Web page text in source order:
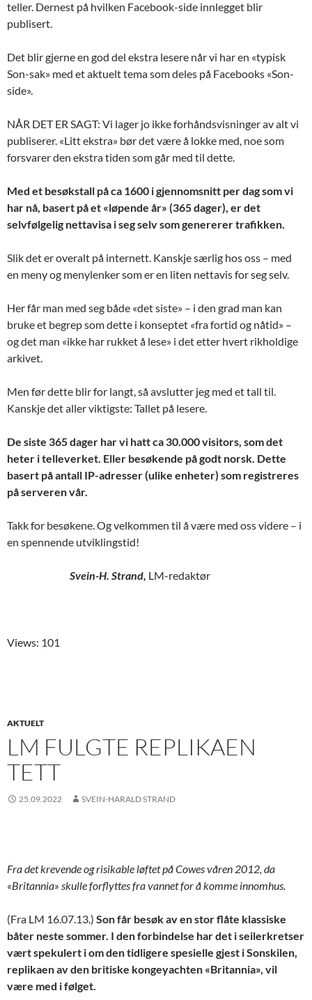
teller. Dernest på hvilken Facebook-side innlegget blir
publisert.
Det blir gjerne en god del ekstra lesere når vi har en «typisk
Son-sak» med et aktuelt tema som deles på Facebooks «Son-
side».
NÅR DET ER SAGT: Vi lager jo ikke forhåndsvisninger av alt vi
publiserer. «Litt ekstra» bør det være å lokke med, noe som
forsvarer den ekstra tiden som går med til dette.
Med et besøkstall på ca 1600 i gjennomsnitt per dag som vi
har nå, basert på et «løpende år» (365 dager), er det
selvfølgelig nettavisa i seg selv som genererer trafikken.
Slik det er overalt på internett. Kanskje særlig hos oss – med
en meny og menylenker som er en liten nettavis for seg selv.
Her får man med seg både «det siste» – i den grad man kan
bruke et begrep som dette i konseptet «fra fortid og nåtid» –
og det man «ikke har rukket å lese» i det etter hvert rikholdige
arkivet.
Men før dette blir for langt, så avslutter jeg med et tall til.
Kanskje det aller viktigste: Tallet på lesere.
De siste 365 dager har vi hatt ca 30.000 visitors, som det
heter i telleverket. Eller besøkende på godt norsk. Dette
basert på antall IP-adresser (ulike enheter) som registreres
på serveren vår.
Takk for besøkene. Og velkommen til å være med oss videre – i
en spennende utviklingstid!
Svein-H. Strand, LM-redaktør
Views: 101
AKTUELT
LM FULGTE REPLIKAEN
TETT
25.09.2022 SVEIN-HARALD STRAND
Fra det krevende og risikable løftet på Cowes våren 2012, da
«Britannia» skulle forflyttes fra vannet for å komme innomhus.
(Fra LM 16.07.13.) Son får besøk av en stor flåte klassiske
båter neste sommer. I den forbindelse har det i seilerkretser
vært spekulert i om den tidligere spesielle gjest i Sonskilen,
replikaen av den britiske kongeyachten «Britannia», vil
være med i følget.